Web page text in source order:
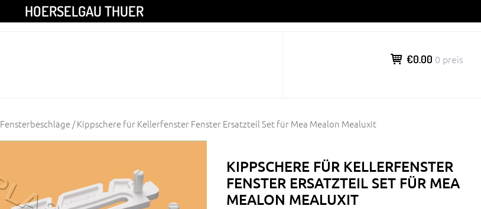
HOERSELGAU THUER
€0.00 0 preis
Fensterbeschläge/ Kippschere für Kellerfenster Fenster Ersatzteil Set für Mea Mealon Mealuxit
KIPPSCHERE FÜR KELLERFENSTER
FENSTER ERSATZTEIL SET FÜR MEA
MEALON MEALUXIT